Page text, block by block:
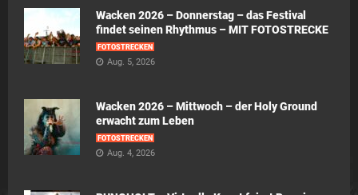
Wacken 2026 – Donnerstag – das Festival
findet seinen Rhythmus – MIT FOTOSTRECKE
FOTOSTRECKEN
Aug. 5, 2026
Wacken 2026 – Mittwoch – der Holy Ground
erwacht zum Leben
FOTOSTRECKEN
Aug. 4, 2026